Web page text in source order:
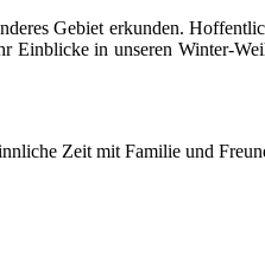
Gebiet erkunden.
Einblicke in unseren Winter-
Zeit mit Familie und